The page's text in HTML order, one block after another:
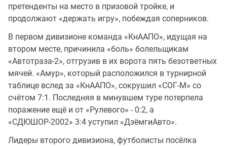
претенденты на место в призовой тройке, и
продолжают «держать игру», побеждая соперников.
В первом дивизионе команда «КнААПО», идущая на
втором месте, причинила «боль» болельщикам
«Автотраза-2», отгрузив в их ворота пять безответных
мячей. «Амур», который расположился в турнирной
таблице вслед за «КнААПО», сокрушил «СОГ-М» со
счётом 7:1. Последняя в минувшем туре потерпела
поражение ещё и от «Рулевого» - 0:2, а
«СДЮШОР-2002» 3:4 уступил «ДзёмгиАвто».
Лидеры второго дивизиона, футболисты посёлка